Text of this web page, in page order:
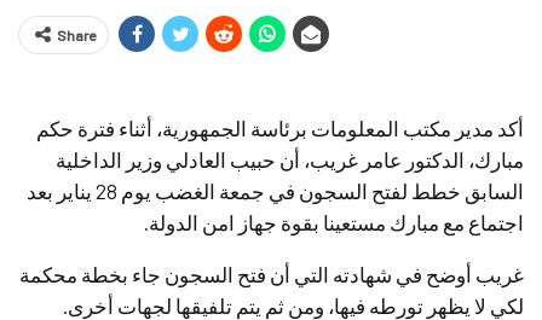
Share
أكد مدير مكتب المعلومات برئاسة الجمهورية، أثناء فترة حكم
مبارك، الدكتور عامر غريب، أن حبيب العادلي وزير الداخلية
السابق خطط لفتح السجون في جمعة الغضب يوم 28 يناير بعد
اجتماع مع مبارك مستعينا بقوة جهاز امن الدولة.
غريب أوضح في شهادته التي أن فتح السجون جاء بخطة محكمة
لكي لا يظهر تورطه فيها، ومن ثم يتم تلفيقها لجهات أخرى.